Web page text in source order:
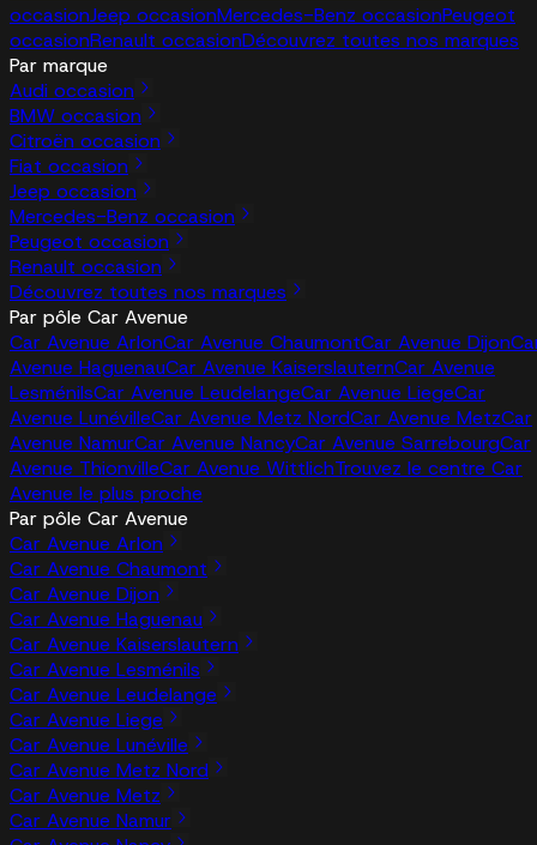
occasionJeep occasionMercedes-Benz occasionPeugeot
occasionRenault occasionDécouvrez toutes nos marques
Par marque
Audi occasion
BMW occasion
Citroën occasion
Fiat occasion
Jeep occasion
Mercedes-Benz occasion
Peugeot occasion
Renault occasion
Découvrez toutes nos marques
Par pôle Car Avenue
Car Avenue ArlonCar Avenue ChaumontCar Avenue Dijon
Avenue HaguenauCar Avenue KaiserslauternCar Avenue
LesménilsCar Avenue LeudelangeCar Avenue LiegeCar
Avenue LunévilleCar Avenue Metz NordCar Avenue MetzCar
Avenue NamurCar Avenue NancyCar Avenue SarrebourgCar
Avenue ThionvilleCar Avenue WittlichTrouvez le centre Car
Avenue le plus proche
Par pôle Car Avenue
Car Avenue Arlon
Car Avenue Chaumont
Car Avenue Dijon
Car Avenue Haguenau
Car Avenue Kaiserslautern
Car Avenue Lesménils
Car Avenue Leudelange
Car Avenue Liege
Car Avenue Lunéville
Car Avenue Metz Nord
Car Avenue Metz
Car Avenue Namur